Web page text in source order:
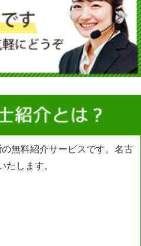
の無料紹介サービスです。名古
たします。